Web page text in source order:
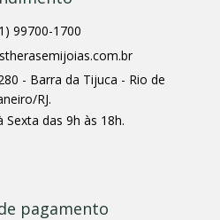
99700-1700
- Barra da Tijuca - Rio de
RJ.
Sexta das 9h às 18h.
pagamento